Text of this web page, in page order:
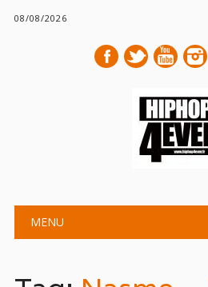
08/08/2026
Main menu
MENU